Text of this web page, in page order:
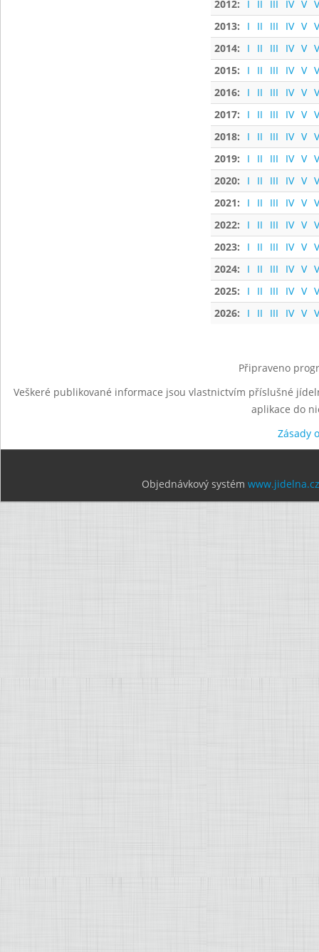
2012: I II III IV V
2013:
I II III IV V
2014:
I II III IV V
2015:
I II III IV V
2016:
I II III IV V
2017:
I II III IV V
2018:
I II III IV V
2019:
I II III IV V
2020:
I II III IV V
2021:
I II III IV V
2022:
I II III IV V
2023:
I II III IV V
2024:
I II III IV V
2025:
I II III IV V
2026:
I II III IV V
Připraveno
Veškeré publikované informace jsou vlastnictvím příslušné
aplikace do
Zásady
Objednávkový systém www.jidelna.cz